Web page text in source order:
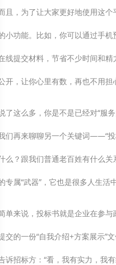
且，为了让大家更好地使用这
小功能。比如，你可以通过手
线提交材料，节省不少时间和
开，让你心里有数，再也不用担
了这么多，你是不是已经对“服
们再来聊聊另一个关键词——“投
么？跟我们普通老百姓有什么
专属“武器”，它也是很多人生活
单来说，投标书就是企业在参
交的一份“自我介绍+方案展示”
诉招标方：“看，我有实力，我